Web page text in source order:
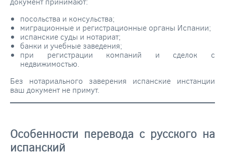
посольства и консульства;
миграционные и регистрационные органы Испании;
испанские суды и нотариат;
банки и учебные заведения;
при регистрации компаний и сделок с
недвижимостью.
Без нотариального заверения испанские инстанции
ваш документ не примут.
Особенности перевода с русского на
испанский